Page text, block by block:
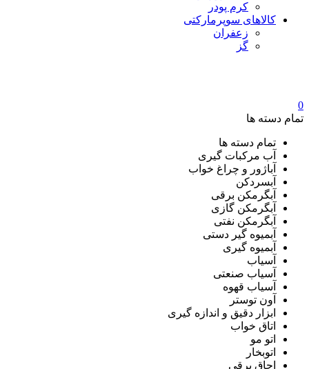
کرم پودر
کالاهای سوپرمارکتی
زعفران
گز
0
تمام دسته ها
تمام دسته ها
آب مرکبات گیری
آباژور و چراغ خواب
آبسردکن
آبگرمکن برقی
آبگرمکن گازی
آبگرمکن نفتی
آبمیوه گیر دستی
آبمیوه گیری
آسیاب
آسیاب صنعتی
آسیاب قهوه
آون توستر
ابزار دقیق و اندازه گیری
اتاق خواب
اتو مو
اتوبخار
اجاق برقی